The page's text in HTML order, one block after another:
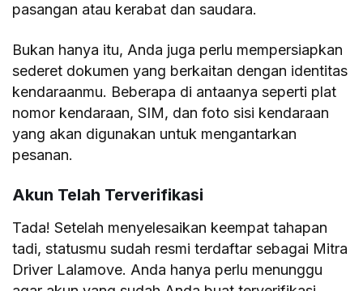
pasangan atau kerabat dan saudara.
Bukan hanya itu, Anda juga perlu mempersiapkan
sederet dokumen yang berkaitan dengan identitas
kendaraanmu. Beberapa di antaanya seperti plat
nomor kendaraan, SIM, dan foto sisi kendaraan
yang akan digunakan untuk mengantarkan
pesanan.
Akun Telah Terverifikasi
Tada! Setelah menyelesaikan keempat tahapan
tadi, statusmu sudah resmi terdaftar sebagai Mitra
Driver Lalamove. Anda hanya perlu menunggu